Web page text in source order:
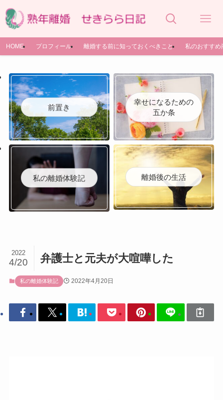
HOME プロフィール 離婚する前に知っておくべきこと 私のおすすめ
前置き
幸せになるための
五か条
私の離婚体験記 離婚後の生活
弁護士と元夫が大喧嘩した
2022
4/20
私の離婚体験記 2022年4月20日